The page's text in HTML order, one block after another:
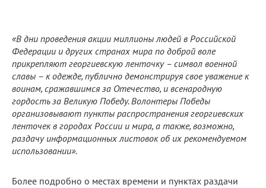
«В дни проведения акции миллионы людей в Российской
Федерации и других странах мира по доброй воле
прикрепляют георгиевскую ленточку – символ военной
славы – к одежде, публично демонстрируя свое уважение к
воинам, сражавшимся за Отечество, и всенародную
гордость за Великую Победу. Волонтеры Победы
организовывают пункты распространения георгиевских
ленточек в городах России и мира, а также, возможно,
раздачу информационных листовок об их рекомендуемом
использовании».
Более подробно о местах времени и пунктах раздачи